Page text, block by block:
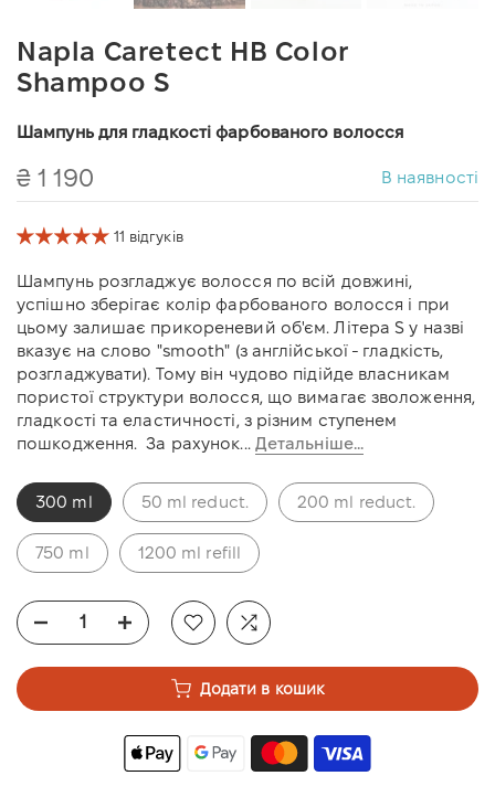
Napla Caretect HB Color
Shampoo S
Шампунь для гладкості фарбованого волосся
₴ 1 190 В наявності
11 відгуків
Шампунь розгладжує волосся по всій довжині,
успішно зберігає колір фарбованого волосся і при
цьому залишає прикореневий об'єм. Літера S у назві
вказує на слово "smooth" (з англійської - гладкість,
розгладжувати). Тому він чудово підійде власникам
пористої структури волосся, що вимагає зволоження,
гладкості та еластичності, з різним ступенем
пошкодження. За рахунок... Детальніше...
300 ml 50 ml reduct. 200 ml reduct.
750 ml 1200 ml refill
Додати в кошик